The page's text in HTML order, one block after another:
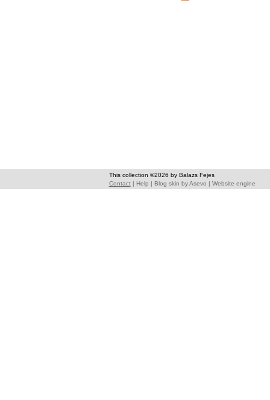
This collection ©2026 by Balazs Fejes
Contact| Help | Blog skin byAsevo | Website engine